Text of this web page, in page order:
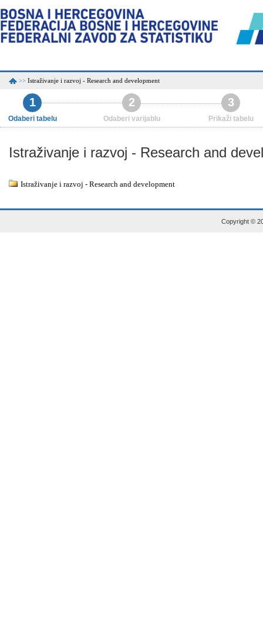
>> Istraživanje i razvoj - Research and development
1
Odaberi tabelu
2
Odaberi varijablu
3
Prikaži tabelu
Istraživanje i razvoj - Research and
Istraživanje i razvoj - Research and development
Copyright ©